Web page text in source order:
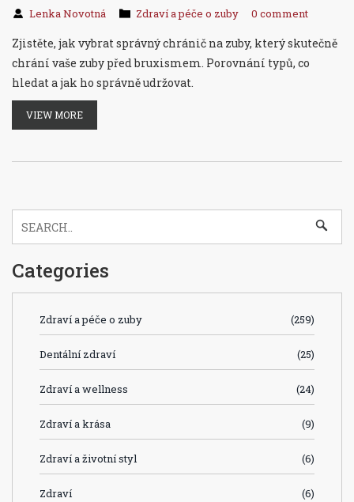
Lenka Novotná Zdraví a péče o zuby 0 comment
Zjistěte, jak vybrat správný chránič na zuby, který skutečně
chrání vaše zuby před bruxismem. Porovnání typů, co
hledat a jak ho správně udržovat.
VIEW MORE
Categories
Zdraví a péče o zuby (259)
Dentální zdraví (25)
Zdraví a wellness (24)
Zdraví a krása (9)
Zdraví a životní styl (6)
Zdraví (6)